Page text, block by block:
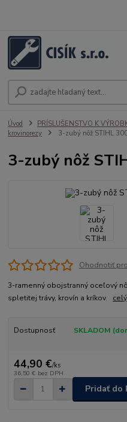
Úvod PRÍSLUŠENSTVO K
krovinorezy
3-zubý nôž STIHL
3-zubý nôž
Ohodnotiť
3-ramenný obojstranný oceľový
spletitej trávy, krovín a kríkov.
Dostupnosť SKLADOM
44,90 €/ks
36,50 € bez DPH
Pridať do